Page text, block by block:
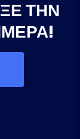
ΤΗΝ